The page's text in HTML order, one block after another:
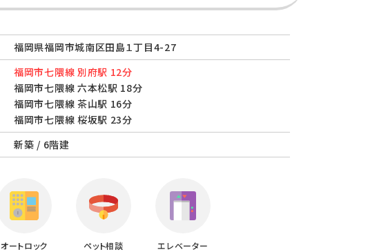
福岡県福岡市城南区田島１丁目4-27
福岡市七隈線 別府駅 12分
福岡市七隈線 六本松駅 18分
福岡市七隈線 茶山駅 16分
福岡市七隈線 桜坂駅 23分
新築 / 6階建
オートロック ペット相談 エレベーター